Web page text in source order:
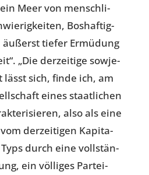
Meer von mensch­li­
Bos­haf­tig­
tiefer Ermü­dung
„Die der­zei­tige sowje­
lässt sich, finde ich, am
eines staat­li­chen
also als eine
der­zei­ti­gen Kapi­ta­
durch eine voll­stän­
ein völ­li­ges Partei-